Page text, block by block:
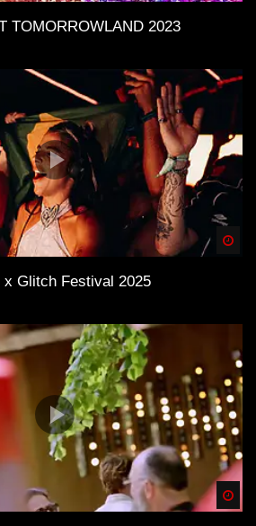
TOMORROWLAND 2023
Glitch Festival 2025